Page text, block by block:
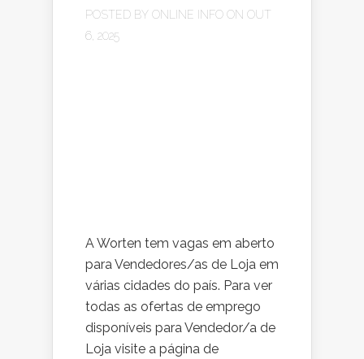
POSTED BY ONLINE INFO ON OUT
6, 2025
A Worten tem vagas em aberto
para Vendedores/as de Loja em
várias cidades do país. Para ver
todas as ofertas de emprego
disponíveis para Vendedor/a de
Loja visite a página de